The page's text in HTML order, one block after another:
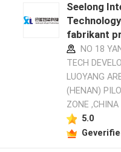
Seelong
fabrikant
NO 18
TECH
LUOYANG
(HENAN)
ZONE ,CHINA
5.0